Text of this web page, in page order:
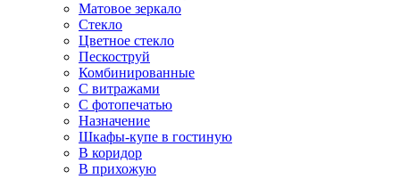
Матовое зеркало
Стекло
Цветное стекло
Пескоструй
Комбинированные
С витражами
С фотопечатью
Назначение
Шкафы-купе в гостиную
В коридор
В прихожую